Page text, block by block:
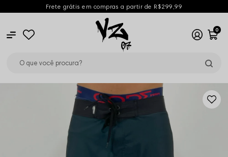
Frete grátis em compras a partir de R$299,99
0